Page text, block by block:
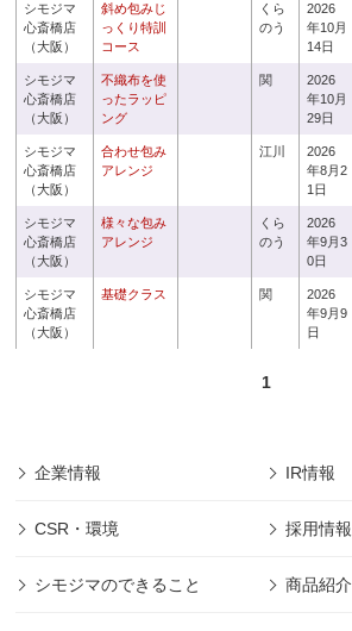
シモジマ
心斎橋店
（大阪）
斜め包みじ
っくり特訓
コース
くら
のう
2026
年10月
14日
シモジマ
心斎橋店
（大阪）
不織布を使
ったラッピ
ング
関
2026
年10月
29日
シモジマ
心斎橋店
（大阪）
合わせ包み
アレンジ
江川
2026
年8月2
1日
シモジマ
心斎橋店
（大阪）
様々な包み
アレンジ
くら
のう
2026
年9月3
0日
シモジマ
心斎橋店
（大阪）
基礎クラス 関
2026
年9月9
日
1
企業情報 IR情報
CSR・環境 採用情報
シモジマのできること 商品紹介